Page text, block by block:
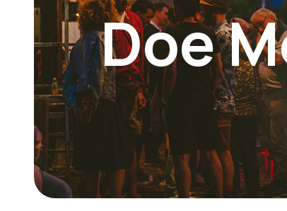
Doe